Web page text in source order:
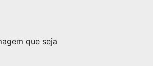
que seja